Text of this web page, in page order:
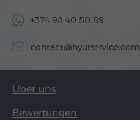
+374 98 40 50 89
contact@hyurservice.com
Über uns
Bewertungen